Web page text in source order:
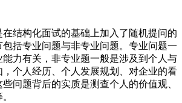
结构化面试的基础上加入了随机提问的
括专业问题与非专业问题。专业问题一
力有关，非专业题一般是涉及到个人与
个人经历、个人发展规划、对企业的看
问题背后的实质是测查个人的价值观、